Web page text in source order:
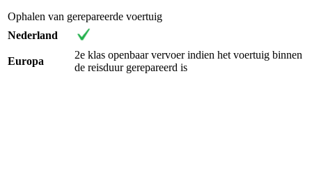
Ophalen van gerepareerde voertuig
Nederland
Europa
2e klas openbaar vervoer indien het voertuig binnen
de reisduur gerepareerd is